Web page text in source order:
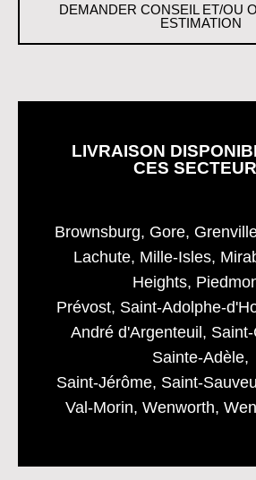
DEMANDER CONSEIL ET/OU
ESTIMATION
LIVRAISON
CES
Brownsburg, Gore,
Lachute, Mille-Isles,
Heights,
Prévost, Saint-Adolphe-
André d'Argenteuil,
Sainte-Adèle,
Saint-Jérôme, Saint-
Val-Morin, Wenworth,